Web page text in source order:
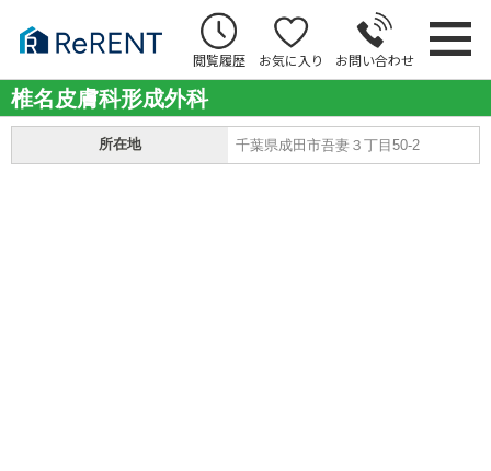
閲覧履歴 お気に入り お問い合わせ
椎名皮膚科形成外科
所在地 千葉県成田市吾妻３丁目50-2